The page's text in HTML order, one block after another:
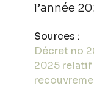
l’année
Sources :
Décret no
2025 relatif